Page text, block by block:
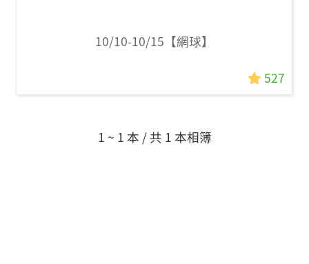
10/10-10/15【網球】
527
1 ~ 1 本 / 共 1 本相簿